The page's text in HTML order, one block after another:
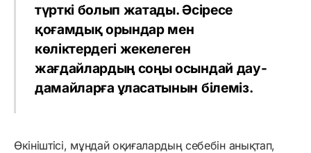
түрткі болып жатады. Әсіресе
қоғамдық орындар мен
көліктердегі жекелеген
жағдайлардың соңы осындай дау-
дамайларға ұласатынын білеміз.
Өкініштісі, мұндай оқиғалардың себебін анықтап,